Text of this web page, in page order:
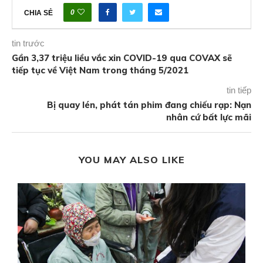
CHIA SẺ 0
tin trước
Gần 3,37 triệu liều vắc xin COVID-19 qua COVAX sẽ
tiếp tục về Việt Nam trong tháng 5/2021
tin tiếp
Bị quay lén, phát tán phim đang chiếu rạp: Nạn
nhân cứ bất lực mãi
YOU MAY ALSO LIKE